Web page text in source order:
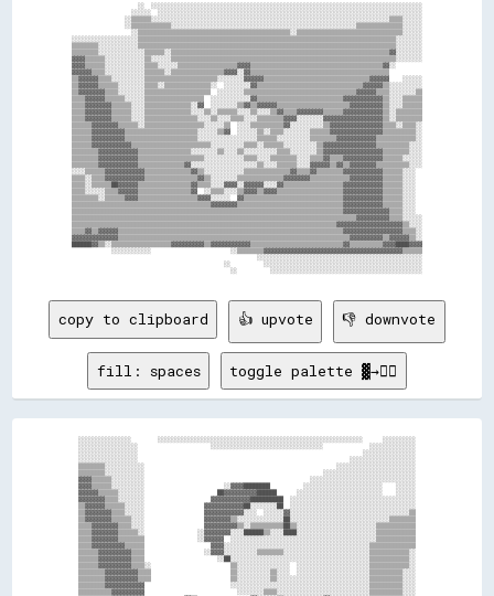
                    ░░  ░░░░░░░░░░░░░░░░░░░░░░░░░░░░░░░░░░░░░░░░░░░░░░░░░░░░░░░░░░░░░░░░░░░░░░░░░░░░░░░░░░
                  ░░░░░░  ░░░░░░░░░░░░░░░░░░░░░░░░░░░░░░░░░░░░░░░░░░░░░░░░░░░░░░░░░░░░░░░░░░░░░░░░░░░░░░░░
                ░░▒▒▒▒▒▒░░░░░░░░░░░░░░░░░░░░░░░░░░░░░░░░░░░░░░░░░░░░░░░░░░░░░░░░░░░░░░░░░░░░░░░░▒▒▒▒░░░░░░
                ░░▒▒▒▒▒▒▒▒▒▒▒▒░░░░░░░░░░░░░░░░░░░░░░░░░░░░░░░░░░░░░░░░░░░░░░░░░░░░░░░░▒▒▒▒▒▒▒▒▒▒▒▒▒▒░░░░░░
                  ░░▒▒▒▒▒▒▒▒▒▒▒▒▒▒▒▒▒▒▒▒▒▒▒▒▒▒▒▒▒▒▒▒▒▒▒▒▒▒▒▒▒▒▒▒▒▒░░▒▒▒▒▒▒▒▒▒▒▒▒▒▒▒▒▒▒▒▒▒▒▒▒▒▒▒▒▒▒▒▒░░░░░░
░░░░░░░░░░░░░░░░░░░░▒▒▒▒▒▒▒▒▒▒▒▒▒▒▒▒▒▒▒▒▒▒▒▒▒▒▒▒▒▒▒▒▒▒▒▒▒▒▒▒▒▒▒▒▒▒▒▒▒▒▒▒▒▒▒▒▒▒▒▒▒▒▒▒▒▒▒▒▒▒▒▒▒▒▒▒▒▒░░░░░░░░
▒▒▒▒▒▒▒▒░░░░░░░░░░░░▒▒▒▒▒▒▒▒▒▒▒▒▒▒▒▒▒▒▒▒▒▒▒▒▒▒▒▒▒▒▒▒▒▒▒▒▒▒▒▒▒▒▒▒▒▒▒▒▒▒▒▒▒▒▒▒▒▒▒▒▒▒▒▒▒▒▒▒▒▒▒▒▒▒▒▒▒▒░░░░░░░░
▒▒▒▒▒▒▒▒░░░░░░░░░░░░░░▒▒▒▒▒▒░░▒▒▒▒▒▒▒▒▒▒▒▒▒▒▒▒▒▒▒▒▒▒▒▒▒▒▒▒▒▒▒▒▒▒▒▒▒▒▒▒▒▒▒▒▒▒▒▒▒▒▒▒▒▒▒▒▒▒▒▒▒▒▒▒▒▒▓▓░░░░░░░░
▓▓▓▓▒▒▒▒▒▒░░░░░░░░░░░░▒▒░░░░░░▒▒▒▒▒▒▒▒▒▒▒▒▒▒▒▒▒▒▒▒▒▒▒▒▒▒▒▒▒▒▒▒▒▒▒▒▒▒▒▒▒▒▒▒▒▒▒▒▒▒▒▒▒▒▒▒▒▒▒▒▒▒▒▒▒▒▒▒░░░░░░░░
▓▓▓▓▒▒▒▒▒▒░░░░░░░░░░░░▒▒▒▒░░░░░░▒▒▒▒▒▒▒▒▒▒▒▒▒▒▒▒▒▒▓▓▓▓▒▒▒▒▒▒▒▒▒▒▒▒▒▒▒▒▒▒▒▒▒▒▒▒▒▒▒▒▒▒▒▒▒▒▒▒▒▒▒▒▓▓░░
▓▓▓▓▓▓▒▒▒▒░░░░░░░░░░░░▒▒▒▒▒▒░░▒▒▒▒▒▒▒▒▒▒▒▒▒▒▒▒▓▓▓▓░░▓▓▒▒▒▒▒▒▒▒▒▒▒▒▒▒▒▒▒▒▒▒▒▒▒▒▒▒▒▒▒▒▒▒▒▒▒▒▒▒▒▒▒▒
▒▒▓▓▓▓▓▓▒▒▒▒░░░░░░░░░░▒▒▒▒▒▒▒▒▒▒▒▒▒▒▒▒▒▒▒▒▒▒░░░░░░░░▓▓▓▓▓▓▒▒▒▒▒▒▒▒▒▒▒▒▒▒▒▒▒▒▒▒▒▒▒▒▒▒▒▒▒▒▒▒▓▓▓▓▓▓    ░░░░░░
▒▒▓▓▓▓▓▓▒▒▒▒▒▒░░░░░░░░▒▒▒▒░░▒▒▒▒▒▒▒▒▒▒▒▒▒▒░░  ░░░░░░░░▓▓▒▒▒▒▒▒▒▒▒▒▒▒▒▒▒▒▒▒▒▒▒▒▒▒▒▒▒▒▒▒▒▒▓▓▓▓▓▓▒▒░░░░░░░░░░
▒▒▓▓▓▓▓▓▓▓▒▒▒▒░░░░░░░░▒▒▒▒▒▒▒▒▒▒▒▒▒▒▒▒▒▒▒▒  ░░░░░░░░▒▒▒▒▒▒▒▒▒▒▒▒▒▒▒▒▒▒▒▒▒▒▒▒▒▒▒▒▒▒▒▒▒▒▓▓▓▓▓▓▒▒▒▒░░░░░░░░▒▒
▒▒▒▒▓▓▓▓▓▓▒▒▒▒▒▒░░░░░░▒▒▒▒▒▒▒▒▒▒▒▒▒▒▒▒▒▒  ░░░░░░░░░░░░▓▓▒▒▒▒▒▒▒▒▒▒▒▒▒▒▒▒▒▒▒▒▒▒▒▒▒▒▓▓▓▓▓▓▓▓▓▓▓▓▒▒░░░░▒▒▒▒▒▒
▒▒▒▒▓▓▓▓▓▓▓▓▒▒▒▒▒▒░░░░▒▒▒▒▒▒▒▒▒▒▒▒▒▒░░▓▓  ░░░░░░░░▒▒▓▓▒▒▓▓▓▓▓▓▒▒▒▒▒▒▒▒▒▒▒▒▒▒▒▒▒▒▒▒▒▒▓▓▓▓▓▓▓▓▓▓▒▒░░░░▒▒▒▒▒▒
▒▒▒▒▓▓▓▓▓▓▓▓▒▒▒▒▒▒░░░░▒▒▒▒▒▒▒▒▒▒▒▒▒▒░░░░▒▒░░▒▒▒▒▒▒░░░░▒▒░░░░▒▒▓▓▒▒▒▒▓▓▓▓▓▓▓▓▒▒▒▒▒▒▓▓▓▓▓▓▓▓▓▓▓▓▒▒░░▒▒▒▒▒▒▒▒
▒▒▒▒▓▓▓▓▓▓▓▓▒▒▒▒▒▒░░░░▒▒▒▒▒▒▒▒▒▒▒▒▒▒▒▒░░░░▒▒░░░░▒▒▒▒░░░░▒▒▒▒▒▒▒▒▓▓▓▓░░░░░░░░▓▓▓▓▓▓▓▓▓▓▓▓▓▓▓▓▓▓▒▒░░▒▒▒▒▒▒▒▒
▒▒▒▒▒▒▓▓▓▓▓▓▓▓▒▒▒▒▒▒░░▒▒▒▒▒▒▒▒▒▒▒▒▒▒▒▒▒▒░░░░░░▒▒  ░░░░▒▒▒▒▒▒▒▒▒▒▓▓░░░░░░░░░░▒▒▓▓▓▓▓▓▓▓▓▓▓▓▓▓▓▓▒▒▒▒░░▒▒▒▒░░
▒▒▒▒▒▒▓▓▓▓▓▓▓▓▓▓▒▒▒▒▒▒▒▒▒▒▒▒▒▒▒▒▒▒▒▒▒▒░░░░░░▒▒▓▓  ░░░░░░▒▒░░▒▒▒▒░░░░░░░░▒▒▒▒▒▒▓▓▓▓▓▓▓▓▓▓▓▓▓▓▓▓▒▒▒▒▒▒▒▒▒▒░░
▒▒▒▒▒▒▓▓▓▓▓▓▓▓▓▓▒▒▒▒▒▒▒▒▒▒▒▒▒▒▒▒▒▒▒▒▒▒░░░░░░░░░░░░░░░░░░▒▒▒▒▒▒░░░░░░░░░░▒▒▒▒▒▒▒▒▓▓▓▓▓▓▓▓▓▓▓▓▒▒▒▒▒▒▒▒▒▒▒▒░░
▒▒▒▒▒▒▓▓▓▓▓▓▓▓▓▓▓▓▒▒▒▒▒▒▒▒▒▒▒▒▒▒▒▒▒▒▒▒▒▒▒▒░░░░░░░░░░▒▒▒▒░░▒▒▒▒▒▒░░░░░░░░░░▒▒▓▓▓▓▓▓▓▓▓▓▓▓▓▓▓▓▒▒▒▒▒▒▒▒▒▒░░░░
▒▒▒▒▒▒▒▒▓▓▓▓▓▓▓▓▓▓▓▓▒▒▒▒▒▒▒▒▒▒▒▒▒▒▒▒░░░░░░░░▒▒░░░░▒▒░░░░░░░░░░▒▒▒▒░░░░░░░░▒▒▓▓▓▓▓▓▓▓▓▓▓▓▓▓▓▓▓▓▒▒▒▒▒▒▒▒░░░░
▒▒▒▒▒▒▒▒▓▓▓▓▓▓▓▓▓▓▓▓▒▒▒▒▒▒▒▒▒▒▒▒▒▒▒▒▒▒▒▒░░░░░░░░░░░░▒▒▒▒░░░░▒▒▒▒▒▒▒▒░░░░▒▒▒▒▓▓▒▒▒▒▓▓▓▓▓▓▓▓▓▓▓▓▒▒▒▒▒▒░░░░░░
▒▒▒▒▒▒▒▒▓▓▓▓▓▓▓▓▓▓▓▓▒▒▒▒▒▒▒▒▒▒▒▒▒▒▓▓░░░░░░░░░░░░░░░░░░░░▒▒░░░░▒▒▒▒▒▒░░░░▓▓▓▓▓▓▒▒▓▓▒▒▓▓▓▓▓▓▓▓▒▒▒▒▒▒▒▒▒▒░░░░
░░░░▒▒▒▒▒▒▓▓▓▓▓▓▓▓▓▓▓▓▒▒▒▒▒▒▒▒▒▒▒▒▒▒▓▓▒▒░░░░░░░░░░░░▒▒▒▒▒▒▒▒▒▒▒▒▒▒▓▓▒▒▒▒▓▓▒▒▒▒▒▒▒▒▓▓▓▓▓▓▓▓▓▓▓▓▒▒▒▒▒▒░░░░
▒▒▒▒░░▒▒▒▒▓▓▓▓▓▓▓▓▓▓▓▓▒▒▒▒▒▒▒▒▒▒▒▒▒▒▒▒▓▓▒▒░░░░░░░░▒▒▒▒▒▒▒▒▒▒▒▒▒▒▓▓▓▓▓▓▓▓▒▒▒▒▒▒▒▒▒▒▒▒▓▓▓▓▓▓▓▓▓▓▒▒▒▒▒▒░░░░
▒▒▒▒░░▒▒▒▒▒▒██▓▓▓▓▓▓▒▒▒▒▒▒▒▒▒▒▒▒▒▒▒▒▓▓▒▒▒▒░░░░▓▓▓▓░░▓▓▓▓▓▓░░░░▓▓▒▒▒▒▒▒▒▒▒▒▒▒▒▒▒▒▒▒▓▓▓▓▓▓▓▓▓▓▓▓▒▒▒▒▒▒░░░░
▒▒▒▒░░░░░░▒▒▒▒▓▓▓▓▓▓▒▒▒▒▒▒▒▒▒▒▒▒▒▒▒▒▓▓  ░░▒▒▒▒░░░░▒▒▓▓▓▓▒▒▓▓▓▓▒▒▒▒▒▒▒▒▒▒▒▒▒▒▒▒▒▒▒▒▓▓▓▓▓▓▓▓▓▓▓▓▒▒▒▒▒▒░░░░
▒▒▒▒▒▒▒▒░░▒▒▒▒▒▒▓▓▓▓▒▒▒▒▒▒▒▒▒▒▒▒▒▒▒▒▒▒▓▓▓▓░░░░░░  ▓▓▒▒▒▒▒▒▒▒▒▒▒▒▒▒▒▒▒▒▒▒▒▒▒▒▒▒▒▒▒▒▓▓▓▓▓▓▓▓▓▓▓▓▒▒▒▒▒▒░░░░
▒▒▒▒▒▒▒▒▒▒▒▒▒▒▒▒▒▒▒▒▒▒▒▒▒▒▒▒▒▒▒▒▒▒▒▒▒▒▒▒▒▒▓▓▓▓▓▓▓▓▒▒▒▒▒▒▒▒▒▒▒▒▒▒▒▒▒▒▒▒▒▒▒▒▒▒▒▒▒▒▒▒▓▓▓▓▓▓▓▓▓▓▓▓▒▒▒▒▒▒░░░░
▒▒▒▒▒▒▒▒▒▒▒▒▒▒▒▒▒▒▒▒▒▒▒▒▒▒▒▒▒▒▒▒▒▒▒▒▒▒▒▒▒▒▒▒▒▒▒▒▒▒▒▒▒▒▒▒▒▒▒▒▒▒▒▒▒▒▒▒▒▒▒▒▒▒▒▒▒▒▒▒▒▒▓▓▓▓▓▓▓▓▓▓▓▓▓▓▒▒▒▒░░░░
▒▒▒▒▒▒▒▒▒▒▒▒▒▒▒▒▒▒▒▒▒▒▒▒▒▒▒▒▒▒▒▒▒▒▒▒▒▒▒▒▒▒▒▒▒▒▒▒▒▒▒▒▒▒▒▒▒▒▒▒▒▒▒▒▒▒▒▒▒▒▒▒▒▒▒▒▒▒▒▒▒▒▒▒▒▒▓▓▓▓▓▓▓▓▓▓▒▒▒▒░░░░░░
▒▒▒▒▒▒▒▒▒▒▒▒▒▒▒▒▒▒▒▒▒▒▒▒▒▒▒▒▒▒▒▒▒▒▒▒▒▒▒▒▒▒▒▒▒▒▒▒▒▒▒▒▒▒▒▒▒▒▒▒▒▒▒▒▒▒▒▒▒▒▒▒▒▒▒▒▒▒▒▒▓▓▓▓▓▓▓▓▓▓▓▓▓▓▓▓▓▓▓▓▒▒░░░░
▒▒▒▒▓▓▒▒▓▓▓▓▓▓▒▒▒▒▒▒▒▒▒▒▒▒▒▒▒▒▒▒▒▒▒▒▒▒▒▒▒▒▒▒▒▒▒▒▒▒▒▒▒▒▒▒▒▒▒▒▒▒▒▒▒▒▒▒▒▒▒▒▒▒▒▒▒▒▒▒▒▒▓▓▓▓▓▓▓▓▓▓▓▓▓▓▓▓▓▓▒▒▒▒░░
▓▓▓▓▓▓▓▓▓▓▓▓▓▓▒▒▒▒▒▒▒▒▒▒▒▒▒▒▒▒▒▒▒▒▒▒▒▒▒▒▒▒▒▒▒▒▒▒▒▒▒▒▒▒▒▒▒▒▒▒▒▒▒▒▒▒▒▒▒▒▒▒▒▒▒▒▒▒▒▒▒▒▒▒▓▓▓▓▓▓▓▓▓▓▒▒▓▓▓▓▓▓▒▒░░
██████▓▓▒▒░░▒▒▒▒▒▒▒▒▒▒▒▒▒▒▒▒▒▒▓▓▓▓▓▓▓▓▓▓▒▒▓▓▓▓▓▓▓▓▓▓▓▓▒▒▒▒▒▒▒▒▒▒▒▒▒▒▒▒▒▒▒▒▒▒▒▒▒▒▒▒▓▓▒▒▒▒▒▒▒▒▒▒▓▓▓▓████▓▓▓▓
            ░░░░░░░░░░░░                        ░░▒▒▒▒▒▒▒▒▓▓▓▓▓▓▓▓▓▓▓▓▓▓▓▓▓▓▓▓▓▓▓▓▓▓▓▓▓▓▓▓▓▓▓▓▓▓▓▓▓▓▒▒▒▒▒▒
                                                        ░░░░░░░░░░░░░░░░░░░░░░░░░░░░░░░░░░░░░░░░░░░░░░░░░░
                                              ░░          ░░░░░░░░░░░░░░░░░░░░░░░░░░░░░░░░░░░░░░░░░░░░░░░░
copy to clipboard 👍 upvote 👎 downvote
fill: spaces toggle palette ▓→✊🏽
░░░░░░░░░░░░░░░░        ░░░░░░░░░░░░░░░░░░░░░░░░░░░░░░░░░░░░░░░░░░░░░░░░░░░░░░░░░░░░░░      ░░░░░░░░░░
░░░░░░░░░░░░░░░░░░                      ░░░░░░░░░░░░░░░░░░░░░░░░░░░░░░░░░░              ░░░░░░░░░░░░░░
░░░░░░░░░░░░░░░░░░                                                                    ░░░░░░░░░░░░░░░░
░░░░░░░░░░░░░░░░░░                                                                ░░░░░░░░░░░░░░░░░░░░
▒▒▒▒▒▒▒▒░░░░░░░░░░░░                                                          ░░░░░░░░░░░░░░░░░░░░░░░░
▒▒▒▒▒▒▒▒░░░░░░░░░░░░                                                      ░░░░░░░░░░░░░░░░░░░░░░░░░░░░
▓▓▓▓▒▒▒▒▒▒░░░░░░░░░░                                                  ░░░░░░░░░░░░░░░░░░░░░░░░░░░░░░░░
▓▓▓▓▒▒▒▒▒▒░░░░░░░░░░                        ░░▓▓▓▓████████          ░░░░░░░░░░░░░░░░░░░░░░░░    ░░░░░░
▓▓▓▓▓▓▒▒▒▒▒▒░░░░░░░░                      ██▓▓▓▓▓▓▓▓▓▓██████      ░░░░░░░░░░░░░░░░░░░░░░░░░░    ░░░░░░
▓▓▓▓▓▓▓▓▒▒▒▒░░░░░░░░                    ▓▓▓▓▓▓▓▓▓▓▓▓██████████  ░░░░░░░░░░░░░░░░░░░░░░░░░░░░░░░░░░░░░░
▒▒▓▓▓▓▓▓▒▒▒▒▒▒░░░░░░                  ▓▓▓▓▓▓▓▓▓▓▓▓██░░░░░░░░██  ░░░░░░░░░░░░░░░░░░░░░░░░░░░░░░░░░░░░░░
▒▒▓▓▓▓▓▓▓▓▒▒▒▒░░░░░░                  ▓▓▓▓▓▓▓▓▓▓▓▓░░░░  ░░░░░░▓▓░░░░░░░░░░░░░░░░░░░░░░░░░░░░░░░░░░░░▒▒
▒▒▓▓▓▓▓▓▓▓▒▒▒▒▒▒░░░░                  ▓▓▓▓▓▓▓▓▒▒░░░░░░░░░░░░░░██░░░░░░░░░░░░░░░░░░░░░░░░░░░░░░▒▒▒▒▒▒▒▒
▒▒▒▒▓▓▓▓▓▓▓▓▒▒▒▒░░░░                  ▓▓▓▓▓▓▓▓▓▓▒▒░░▒▒▒▒▒▒▒▒▒▒██▒▒░░░░░░░░░░░░░░░░░░░░░░░░▒▒▒▒▒▒▒▒▒▒▒▒
▒▒▒▒▓▓▓▓▓▓▓▓▒▒▒▒▒▒░░                ░░▓▓▓▓▓▓▓▓░░░░██████▒▒░░░░████░░░░░░░░░░░░░░░░░░░░░░░░▒▒▒▒▒▒▒▒▒▒▒▒
▒▒▒▒▓▓▓▓▓▓▓▓▒▒▒▒▒▒▒▒                ░░▓▓▓▓▓▓  ░░░░░░░░░░░░░░░░░░░░░░░░░░░░░░░░░░░░░░░░░░░░▒▒▒▒▒▒▒▒▒▒▒▒
▒▒▒▒▓▓▓▓▓▓▓▓▓▓▒▒▒▒▒▒                    ▓▓▓▓░░░░░░░░░░░░░░░░░░░░░░░░░░░░░░░░░░░░░░░░░░░░▒▒▒▒▒▒▒▒▒▒▒▒▒▒
▒▒▒▒▒▒▓▓▓▓▓▓▓▓▓▓▒▒▒▒                  ░░▓▓▓▓░░░░░░░░░░▒▒▒▒▒▒▒▒░░░░░░░░░░░░░░░░░░░░░░░░░░▒▒▒▒▒▒▒▒▒▒▒▒░░
▒▒▒▒▒▒▓▓▓▓▓▓▓▓▓▓▒▒▒▒                      ░░██░░░░░░░░░░░░░░░░░░░░░░░░░░░░░░░░░░░░░░░░░░▒▒▒▒▒▒▒▒▒▒▒▒░░
▒▒▒▒▒▒▓▓▓▓▓▓▓▓▓▓▒▒▒▒░░                        ▒▒░░░░░░░░░░░░░░░░  ░░░░░░░░░░░░░░░░░░░░░░▒▒▒▒▒▒▒▒▒▒▒▒░░
▒▒▒▒▒▒▒▒▓▓▓▓▓▓▓▓▓▓▒▒▒▒                        ▒▒░░░░░░░░░░▒▒░░░░  ░░░░░░░░░░░░░░░░░░░░░░▒▒▒▒▒▒▒▒▒▒░░░░
▒▒▒▒▒▒▒▒▓▓▓▓▓▓▓▓▓▓▒▒▒▒                        ▒▒░░░░░░░░░░▒▒░░░░░░░░░░░░░░░░░░░░░░░░░░░░▒▒▒▒▒▒▒▒▒▒░░░░
▒▒▒▒▒▒▒▒▓▓▓▓▓▓▓▓▓▓▓▓                          ░░░░░░░░░░░░░░░░░░░░░░░░░░░░░░░░░░░░░░░░░░▒▒▒▒▒▒▒▒▒▒░░░░
▒▒▒▒▒▒▒▒▒▒▓▓▓▓▓▓▓▓▓▓                            ░░░░░░░░▒▒▒▒░░░░░░░░░░░░░░░░░░░░░░░░░░░░▒▒▒▒▒▒▒▒▒▒░░░░